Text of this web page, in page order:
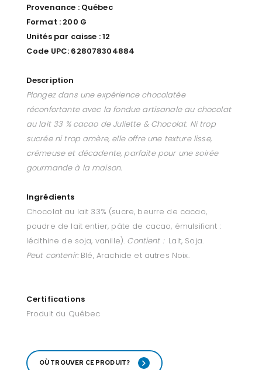
Provenance : Québec
Format : 200 G
Unités par caisse : 12
Code UPC: 628078304884
Description
Plongez dans une expérience chocolatée
réconfortante avec la fondue artisanale au chocolat
au lait 33 % cacao de Juliette & Chocolat. Ni trop
sucrée ni trop amère, elle offre une texture lisse,
crémeuse et décadente, parfaite pour une soirée
gourmande à la maison.
Ingrédients
Chocolat au lait 33% (sucre, beurre de cacao,
poudre de lait entier, pâte de cacao, émulsifiant :
lécithine de soja, vanille). Contient : Lait, Soja.
Peut contenir:Blé, Arachide et autres Noix.
Certifications
Produit du Québec
OÙ TROUVER CE PRODUIT?